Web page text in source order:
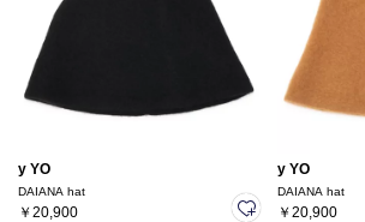
y YO
DAIANA hat
￥20,900
y YO
DAIANA hat
￥20,900